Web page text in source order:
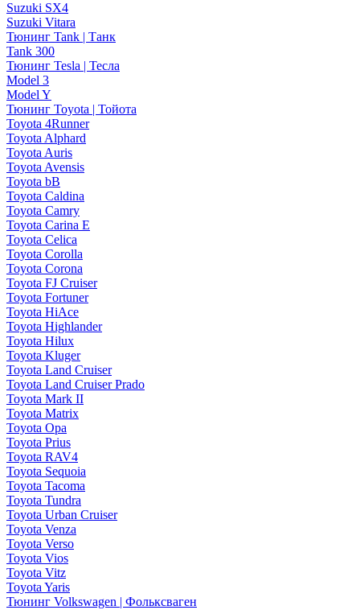
Suzuki SX4
Suzuki Vitara
Тюнинг Tank | Танк
Tank 300
Тюнинг Tesla | Тесла
Model 3
Model Y
Тюнинг Toyota | Тойота
Toyota 4Runner
Toyota Alphard
Toyota Auris
Toyota Avensis
Toyota bB
Toyota Caldina
Toyota Camry
Toyota Carina E
Toyota Celica
Toyota Corolla
Toyota Corona
Toyota FJ Cruiser
Toyota Fortuner
Toyota HiAce
Toyota Highlander
Toyota Hilux
Toyota Kluger
Toyota Land Cruiser
Toyota Land Cruiser Prado
Toyota Mark II
Toyota Matrix
Toyota Opa
Toyota Prius
Toyota RAV4
Toyota Sequoia
Toyota Tacoma
Toyota Tundra
Toyota Urban Cruiser
Toyota Venza
Toyota Verso
Toyota Vios
Toyota Vitz
Toyota Yaris
Тюнинг Volkswagen | Фольксваген